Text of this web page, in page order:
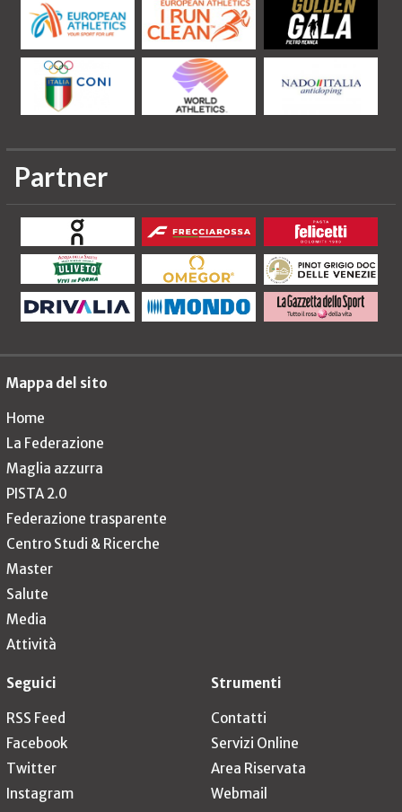
Partner
Mappa del sito
Home
La Federazione
Maglia azzurra
PISTA 2.0
Federazione trasparente
Centro Studi & Ricerche
Master
Salute
Media
Attività
Seguici
RSS Feed
Facebook
Twitter
Instagram
Strumenti
Contatti
Servizi Online
Area Riservata
Webmail